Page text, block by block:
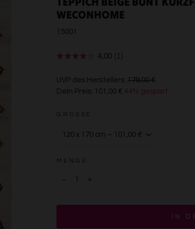
WECONHOME
15001
UVP des Herstellers: 179,00 €€179,00
Dein Preis: 101,00 € 44% gespart
GRÖSSE
MENGE
IN